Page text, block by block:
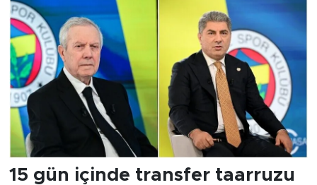
15 gün içinde transfer taarruzu